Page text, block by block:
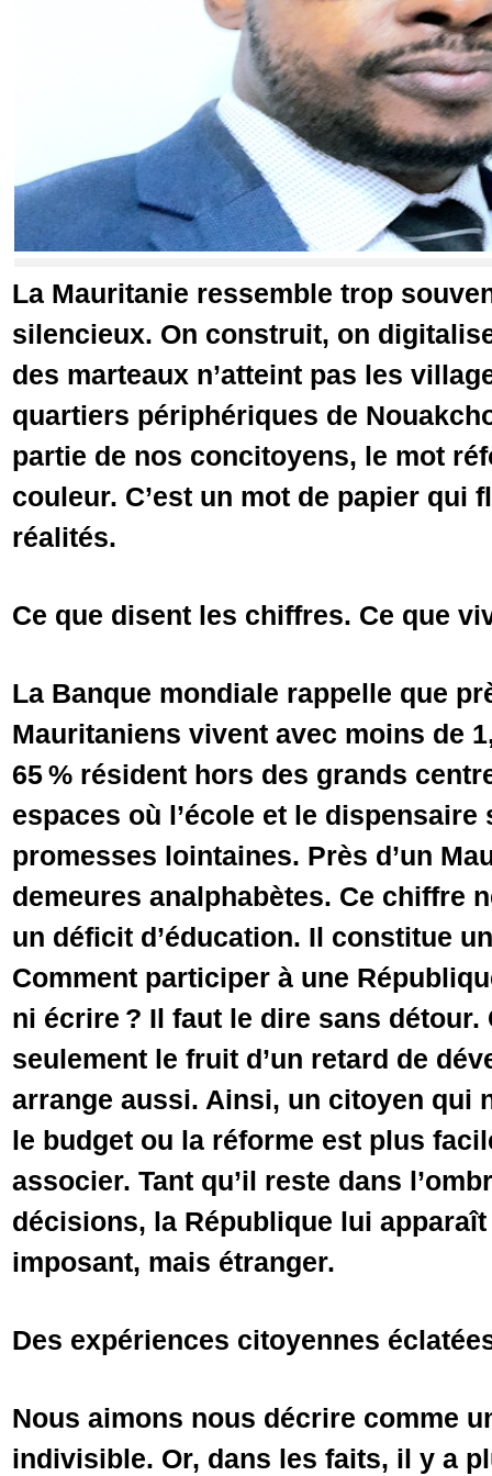
La Mauritanie ressemble trop
silencieux. On construit, on
des marteaux n’atteint pas les
quartiers périphériques de
partie de nos concitoyens, le mot
couleur. C’est un mot de papier qui
réalités.
Ce que disent les chiffres. Ce que
La Banque mondiale rappelle que
Mauritaniens vivent avec moins de
65 % résident hors des grands
espaces où l’école et le dispensaire
promesses lointaines. Près d’un
demeures analphabètes. Ce chiffre
un déficit d’éducation. Il constitue
Comment participer à une
ni écrire ? Il faut le dire sans détour.
seulement le fruit d’un retard de
arrange aussi. Ainsi, un citoyen qui
le budget ou la réforme est plus
associer. Tant qu’il reste dans
décisions, la République lui
imposant, mais étranger.
Des expériences citoyennes
Nous aimons nous décrire comme
indivisible. Or, dans les faits, il y a